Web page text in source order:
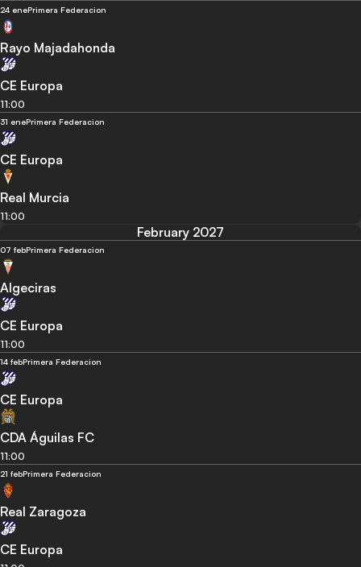
24 enePrimera Federacion
Rayo Majadahonda
CE Europa
11:00
31 enePrimera Federacion
CE Europa
Real Murcia
11:00
February 2027
07 febPrimera Federacion
Algeciras
CE Europa
11:00
14 febPrimera Federacion
CE Europa
CDA Águilas FC
11:00
21 febPrimera Federacion
Real Zaragoza
CE Europa